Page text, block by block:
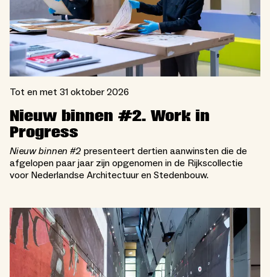
Tot en met 31 oktober 2026
Nieuw binnen #2. Work in
Progress
Nieuw binnen #2 presenteert dertien aanwinsten die de
afgelopen paar jaar zijn opgenomen in de Rijkscollectie
voor Nederlandse Architectuur en Stedenbouw.